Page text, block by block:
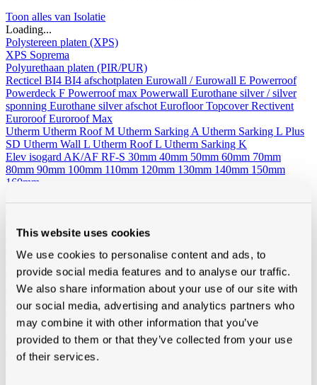
This website uses cookies
We use cookies to personalise content and ads, to
provide social media features and to analyse our traffic.
We also share information about your use of our site with
our social media, advertising and analytics partners who
may combine it with other information that you’ve
provided to them or that they’ve collected from your use
of their services.
Toon alles van Isolatie
Loading...
Polystereen platen (XPS)
XPS Soprema
Polyurethaan platen (PIR/PUR)
Recticel BI4 BI4 afschotplaten Eurowall / Eurowall E Powerroof
Powerdeck F Powerroof max Powerwall Eurothane silver / silver
sponning Eurothane silver afschot EurofloorTopcoverRectivent
EuroroofEuroroof Max
Utherm Utherm Roof M Utherm Sarking A Utherm Sarking L Plus
SD Utherm Wall L Utherm Roof L Utherm Sarking K
Elev isogard AK/AF RF-S 30mm 40mm 50mm 60mm 70mm
80mm 90mm 100mm 110mm 120mm 130mm 140mm 150mm
160mm
Plat dakRockwool
Houtvezelisolatie
Diversen
Vacuumisolatie
Recticel
Kingspan
Alle toebehoren
Van folies, lijmen en ventilatie tot rookgasafvoer, zoldertrappen en